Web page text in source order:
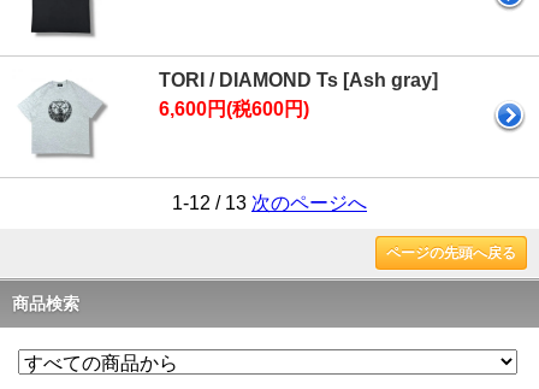
TORI / DIAMOND Ts [Ash gray]
6,600円(税600円)
1-12 / 13 次のページへ
ページの先頭へ戻る
商品検索